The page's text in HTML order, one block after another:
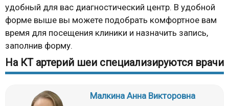
удобный для вас диагностический центр. В удобной
форме выше вы можете подобрать комфортное вам
время для посещения клиники и назначить запись,
заполнив форму.
На КТ артерий шеи специализируются врачи
Малкина Анна Викторовна